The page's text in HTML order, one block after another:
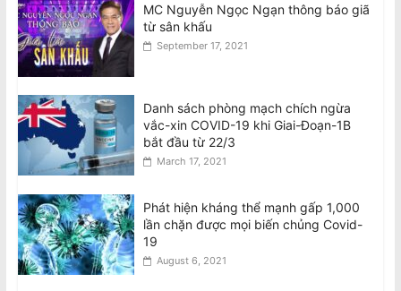
MC Nguyễn Ngọc Ngạn thông báo giã
từ sân khấu
September 17, 2021
Danh sách phòng mạch chích ngừa
vắc-xin COVID-19 khi Giai-Đoạn-1B
bắt đầu từ 22/3
March 17, 2021
Phát hiện kháng thể mạnh gấp 1,000
lần chặn được mọi biến chủng Covid-
19
August 6, 2021